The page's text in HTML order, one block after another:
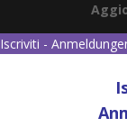
Iscriviti -